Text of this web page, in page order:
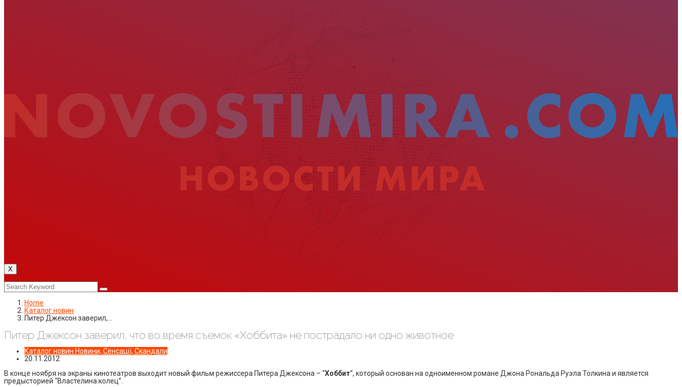
X
Home
Каталог новин
Питер Джексон заверил,…
Питер Джексон заверил, что во время съемок «Хоббита» не пострадало ни одно животное
Каталог новин Новини, Сенсації, Скандали
20.11.2012
В конце ноября на экраны кинотеатров выходит новый фильм режиссера Питера Джексона – “Хоббит“, который основан на одноименном романе Джона Рональда Руэла Толкина и является
предысторией “Властелина колец”.